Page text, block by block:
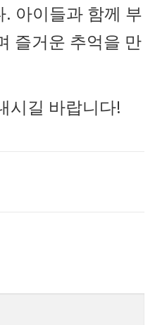
아이들과 함께 부
즐거운 추억을 만
시길 바랍니다!